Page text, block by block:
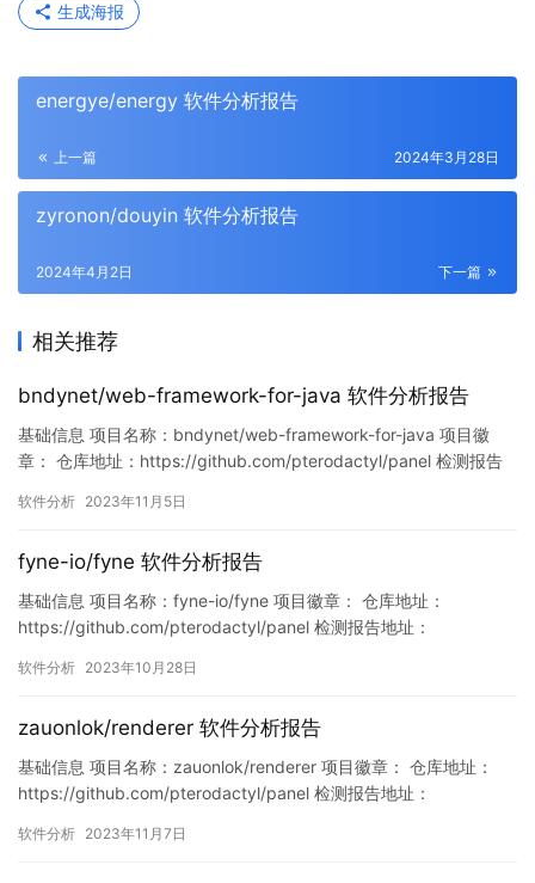
生成海报
energye/energy 软件分析报告
上一篇 2024年3月28日
zyronon/douyin 软件分析报告
下一篇
2024年4月2日
相关推荐
bndynet/web-framework-for-java 软件分析报告
基础信息 项目名称：bndynet/web-framework-for-java 项目徽
章： 仓库地址：https://github.com/pterodactyl/panel 检测报告
https://www.murphysec.com/console/report/17209868820697
软件分析 2023年11月5日
fyne-io/fyne 软件分析报告
基础信息 项目名称：fyne-io/fyne 项目徽章： 仓库地址：
https://github.com/pterodactyl/panel 检测报告地址：
44032/1718014405841125376 此报告由Murphysec提供 漏洞列
软件分析 2023年10月28日
zauonlok/renderer 软件分析报告
基础信息 项目名称：zauonlok/renderer 项目徽章： 仓库地址：
https://github.com/pterodactyl/panel 检测报告地址：
56288/1721698934602637312 此报告由Murphysec提供 …
软件分析 2023年11月7日